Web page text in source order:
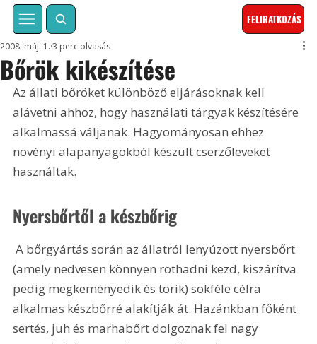
FELIRATKOZÁS
Bőrök kikészítése
2008. máj. 1. 3 perc olvasás
Az állati bőröket különböző eljárásoknak kell
alávetni ahhoz, hogy használati tárgyak készítésére
alkalmassá váljanak. Hagyományosan ehhez
növényi alapanyagokból készült cserzőleveket
használtak.
Nyersbőrtől a készbőrig
A bőrgyártás során az állatról lenyúzott nyersbőrt
(amely nedvesen könnyen rothadni kezd, kiszárítva
pedig megkeményedik és törik) sokféle célra
alkalmas készbőrré alakítják át. Hazánkban főként
sertés, juh és marhabőrt dolgoznak fel nagy